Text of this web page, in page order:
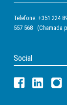
Telefone: +351 224
557 568 (Chamada
Social